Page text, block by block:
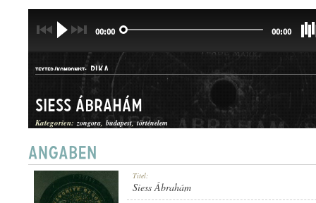
00:00 00:00
TEXTER/KOMPONIST: RIKA
KUPLÉ
Siess Ábrahám
Kategorien: zongora budapest történelem
Titel:
Siess Ábrahám